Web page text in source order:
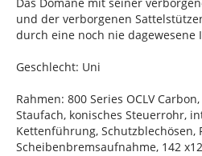
und der verborgenen
durch eine noch nie dagewesene
Geschlecht: Uni
Rahmen: 800 Series OCLV
Staufach, konisches Steuerrohr,
Kettenführung, Schutzblechösen,
Scheibenbremsaufnahme, 142